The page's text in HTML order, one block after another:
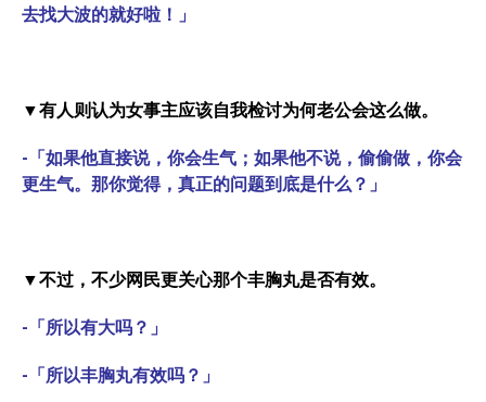
去找大波的就好啦！」
▼有人则认为女事主应该自我检讨为何老公会这么做。
-「如果他直接说，你会生气；如果他不说，偷偷做，你会
更生气。那你觉得，真正的问题到底是什么？」
▼不过，不少网民更关心那个丰胸丸是否有效。
-「所以有大吗？」
-「所以丰胸丸有效吗？」